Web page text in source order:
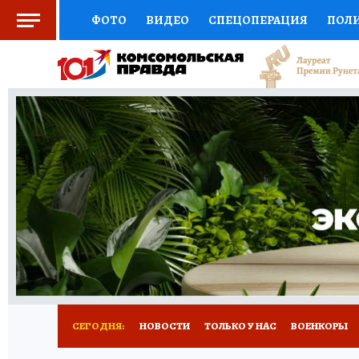
ФОТО ВИДЕО СПЕЦОПЕРАЦИЯ
СОЦПОДДЕРЖКА НАУКА СПЕЦПРОЕКТЫ
НАЦИОНАЛЬНЫЕ ПРОЕКТЫ РОССИИ
ЖЕНСКИЕ СЕКРЕТЫ ПУТЕВОДИТЕЛЬ
ДЕФИЦИТ ЖЕЛЕЗА ПРЕСС-ЦЕНТР
РЕКЛАМА ТЕСТЫ НОВОЕ НА САЙТЕ
СЕГОДНЯ: НОВОСТИ ТОЛЬКО У НАС ВОЕНКОРЫ